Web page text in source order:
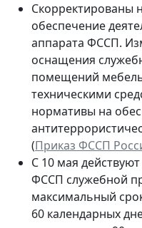
Скорректированы
обеспечение
аппарата ФССП.
оснащения
помещений
техническими
нормативы на
(Приказ ФССП
С 10 мая
ФССП служебной
максимальный
60 календарных